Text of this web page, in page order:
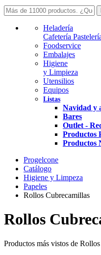
Heladería
Cafetería
Foodservice
Embalajes
Higiene
y Limpieza
Utensilios
Equipos
Listas
Navidad y
Bares
Outlet -
Productos
Productos
Progelcone
Catálogo
Higiene y Limpeza
Papeles
Rollos Cubrecamillas
Rollos
Productos más vistos de